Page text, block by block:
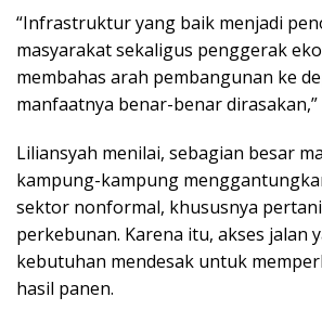
“Infrastruktur yang baik menjadi
masyarakat sekaligus penggerak
membahas arah pembangunan ke
manfaatnya benar-benar dirasakan,”
Liliansyah menilai, sebagian besar
kampung-kampung
sektor nonformal, khususnya
perkebunan. Karena itu, akses jalan
kebutuhan mendesak untuk
hasil panen.